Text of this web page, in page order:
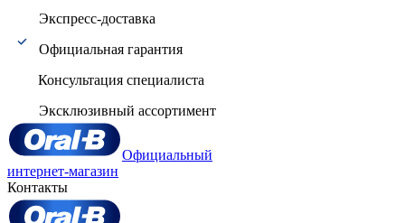
Экспресс-доставка
Официальная гарантия
Консультация специалиста
Эксклюзивный ассортимент
Официальный
интернет-магазин
Контакты